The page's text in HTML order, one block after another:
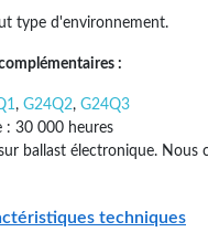
type d'environnement.
:
, G24Q2, G24Q3
: 30 000 heures
ballast électronique. Nous
techniques